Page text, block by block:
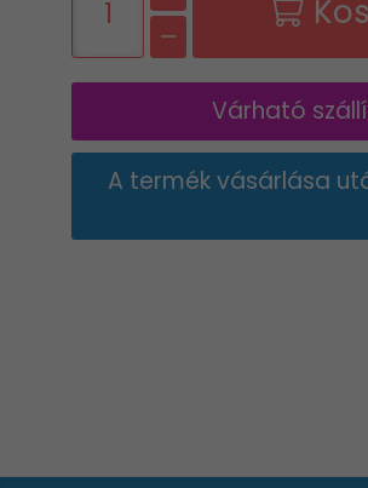
Várható
A termék vásárlása